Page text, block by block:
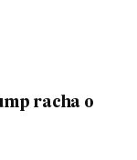
racha o